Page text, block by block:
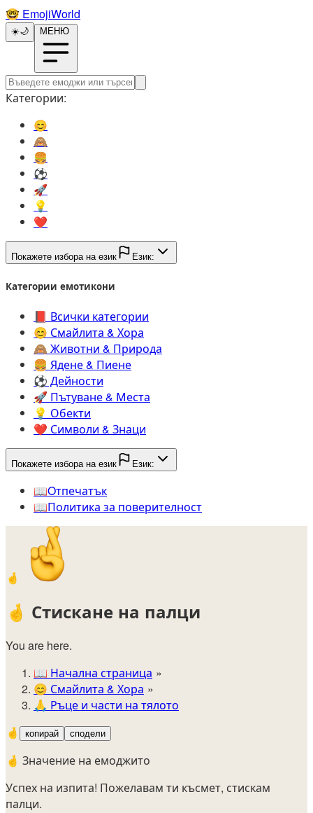
🤓️ EmojiWorld
☀️🌙 МЕНЮ
Категории:
😊️
🙈️
🍔️
⚽️
🚀️
💡️
❤️
Покажете избора на език Език:
Категории емотикони
📕️ Всички категории
😊️ Смайлита & Хора
🙈️ Животни & Природа
🍔️ Ядене & Пиене
⚽️ Дейности
🚀️ Пътуване & Места
💡️ Обекти
❤️ Символи & Знаци
Покажете избора на език Език:
📖️Oтпечатък
📖️Политика за поверителност
🤞
🤞 Стискане на палци
You are here.
📖 Начална страница
😊️ Смайлита & Хора
🙏 Ръце и части на тялото
🤞
копирай сподели
🤞 Значение на емоджито
Успех на изпита! Пожелавам ти късмет, стискам
палци.